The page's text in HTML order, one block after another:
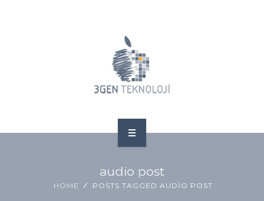
audio post
HOME POSTS TAGGED AUDIO POST